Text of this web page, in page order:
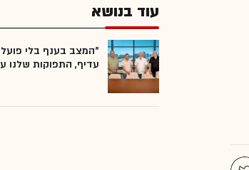
עוד בנושא
"המצב בענף בלי
עדיף, התפוקות שלנו עלו